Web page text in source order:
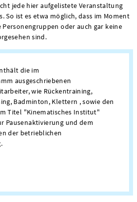
jede hier aufgelistete Veranstaltung
So ist es etwa möglich, dass im Moment
oder auch gar keine
sind.
die im
ausgeschriebenen
wie Rückentraining,
Badminton, Klettern , sowie den
Titel "Kinematisches Institut"
Pausenaktivierung und dem
der betrieblichen